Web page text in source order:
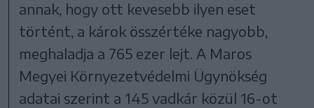
annak, hogy ott kevesebb ilyen eset
történt, a károk összértéke nagyobb,
meghaladja a 765 ezer lejt. A Maros
Megyei Környezetvédelmi Ügynökség
adatai szerint a 145 vadkár közül 16-ot